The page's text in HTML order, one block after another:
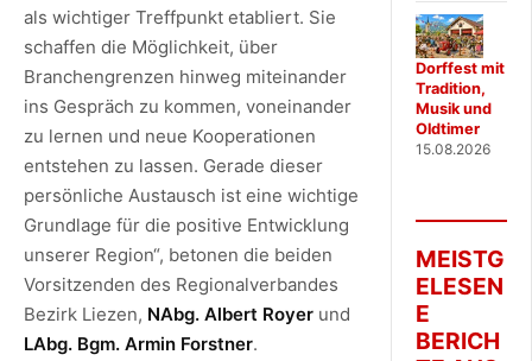
als wichtiger Treffpunkt etabliert. Sie
schaffen die Möglichkeit, über
Branchengrenzen hinweg miteinander
ins Gespräch zu kommen, voneinander
zu lernen und neue Kooperationen
entstehen zu lassen. Gerade dieser
persönliche Austausch ist eine wichtige
Grundlage für die positive Entwicklung
unserer Region“, betonen die beiden
Vorsitzenden des Regionalverbandes
Bezirk Liezen, NAbg. Albert Royer und
LAbg. Bgm. Armin Forstner.
Dorffest mit
Tradition,
Musik und
Oldtimer
15.08.2026
MEISTG
ELESEN
E
BERICH